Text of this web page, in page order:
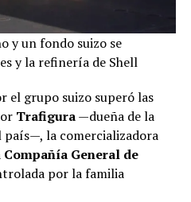
y un fondo suizo se
y la refinería de Shell
el grupo suizo superó las
Trafigura—dueña de la
la comercializadora
Compañía General de
por la familia